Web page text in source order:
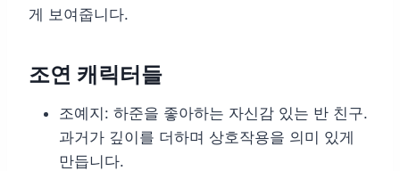
게 보여줍니다.
조연 캐릭터들
조예지: 하준을 좋아하는 자신감 있는 반 친구.
과거가 깊이를 더하며 상호작용을 의미 있게
만듭니다.